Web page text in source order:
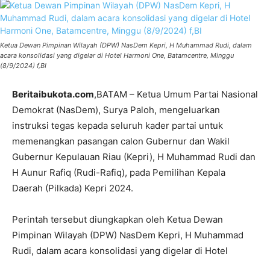
Ketua Dewan Pimpinan Wilayah (DPW) NasDem Kepri, H Muhammad Rudi, dalam
acara konsolidasi yang digelar di Hotel Harmoni One, Batamcentre, Minggu
(8/9/2024) f,BI
Beritaibukota.com,BATAM – Ketua Umum Partai Nasional
Demokrat (NasDem), Surya Paloh, mengeluarkan
instruksi tegas kepada seluruh kader partai untuk
memenangkan pasangan calon Gubernur dan Wakil
Gubernur Kepulauan Riau (Kepri), H Muhammad Rudi dan
H Aunur Rafiq (Rudi-Rafiq), pada Pemilihan Kepala
Daerah (Pilkada) Kepri 2024.
Perintah tersebut diungkapkan oleh Ketua Dewan
Pimpinan Wilayah (DPW) NasDem Kepri, H Muhammad
Rudi, dalam acara konsolidasi yang digelar di Hotel